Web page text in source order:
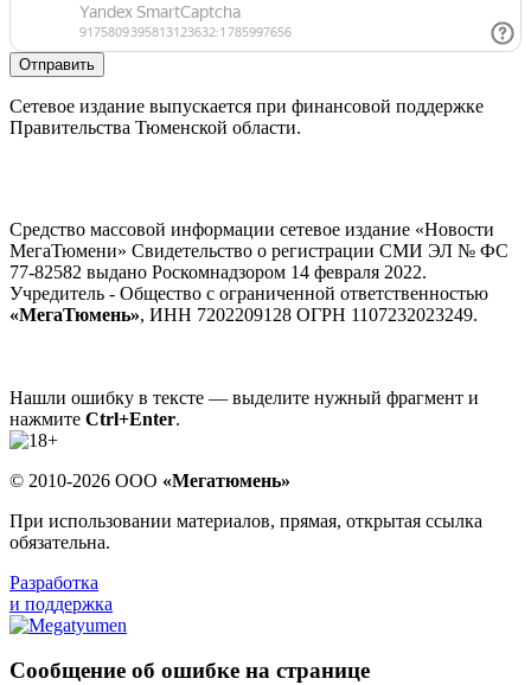
Отправить
Сетевое издание выпускается при финансовой поддержке
Правительства Тюменской области.
Средство массовой информации сетевое издание «Новости
МегаТюмени» Свидетельство о регистрации СМИ ЭЛ № ФС
77-82582 выдано Роскомнадзором 14 февраля 2022.
Учредитель - Общество с ограниченной ответственностью
«МегаТюмень», ИНН 7202209128 ОГРН 1107232023249.
Нашли ошибку в тексте — выделите нужный фрагмент и
нажмите Ctrl+Enter.
© 2010-2026 ООО «Мегатюмень»
При использовании материалов, прямая, открытая ссылка
обязательна.
Разработка
и поддержка
Сообщение об ошибке на странице